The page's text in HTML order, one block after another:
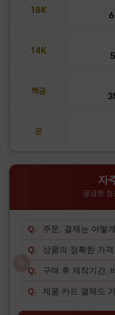
18K
14K
백금
은
자
궁금한
<
Q. 주문, 결제는 어떻
Q. 상품의 정확한 가
Q. 구매 후 제작기간,
Q. 제품 카드 결제도